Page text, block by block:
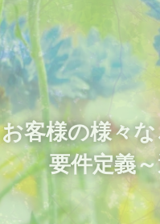
お客様の様々
要件定義